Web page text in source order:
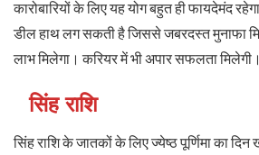
कारोबारियों के लिए यह योग बहुत ही फायदेमंद
डील हाथ लग सकती है जिससे जबरदस्त मुनाफा
लाभ मिलेगा। करियर में भी अपार सफलता मिलेगी।
सिंह राशि
सिंह राशि के जातकों के लिए ज्येष्ठ पूर्णिमा का